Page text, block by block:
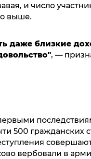
и число
выше.
даже близкие
, —
500 гражданских
вербовали в